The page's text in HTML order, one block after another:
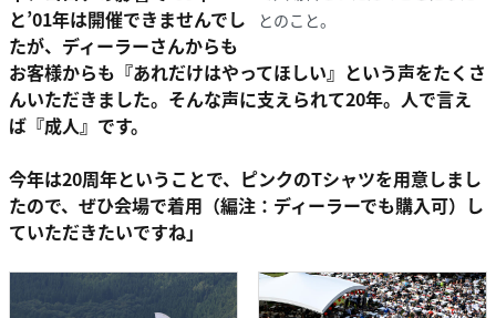
とのこと。
と’01年は開催できませんでし
たが、ディーラーさんからも
お客様からも『あれだけはやってほしい』という声をたくさ
んいただきました。そんな声に支えられて20年。人で言え
ば『成人』です。
今年は20周年ということで、ピンクのTシャツを用意しまし
たので、ぜひ会場で着用（編注：ディーラーでも購入可）し
ていただきたいですね」